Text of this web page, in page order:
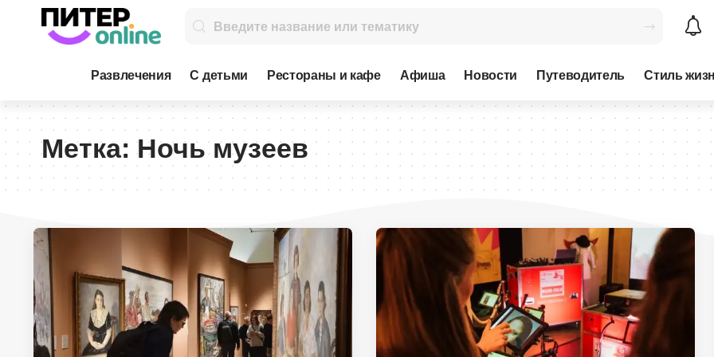
Развлечения С детьми Рестораны и кафе Афиша Новости Путеводитель Стиль
Метка:Ночь музеев